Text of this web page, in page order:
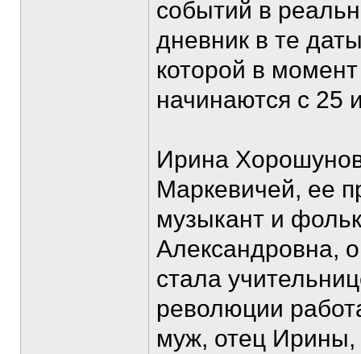
событий в
дневник в те
которой в
начинаются с 25
Ирина
Маркевичей, ее
музыкант и
Александровна,
стала
революции
муж, отец Ирины,